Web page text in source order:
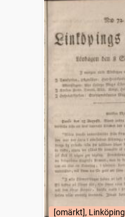
[omärkt], Linköping